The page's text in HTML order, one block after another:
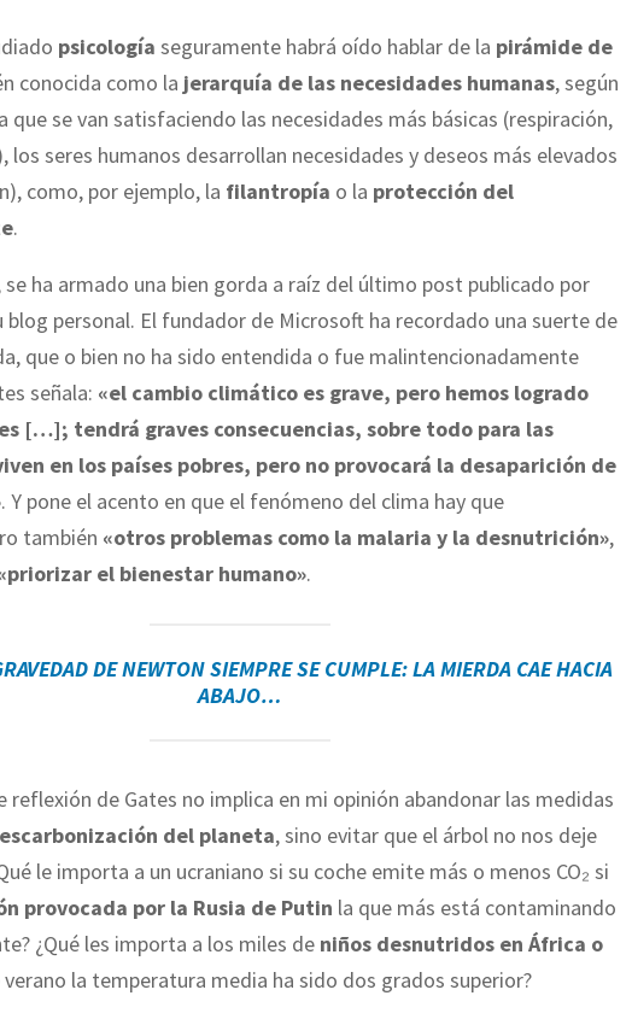
psicología seguramente habrá oído hablar de la pirámide de
conocida como la jerarquía de las necesidades humanas, según
que se van satisfaciendo las necesidades más básicas (respiración,
seres humanos desarrollan necesidades y deseos más elevados
como, por ejemplo, la filantropía o la protección del
.
ha armado una bien gorda a raíz del último post publicado por
blog personal. El fundador de Microsoft ha recordado una suerte de
que o bien no ha sido entendida o fue malintencionadamente
señala: «el cambio climático es grave, pero hemos logrado
[…]; tendrá graves consecuencias, sobre todo para las
en los países pobres, pero no provocará la desaparición de
. Y pone el acento en que el fenómeno del clima hay que
también «otros problemas como la malaria y la desnutrición»,
el bienestar humano».
DE NEWTON SIEMPRE SE CUMPLE: LA MIERDA CAE HACIA
ABAJO…
reflexión de Gates no implica en mi opinión abandonar las medidas
del planeta, sino evitar que el árbol no nos deje
le importa a un ucraniano si su coche emite más o menos CO₂ si
provocada por la Rusia de Putin la que más está contaminando
¿Qué les importa a los miles de niños desnutridos en África o
la temperatura media ha sido dos grados superior?